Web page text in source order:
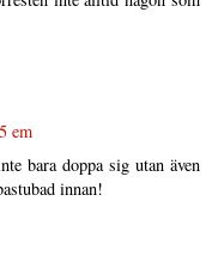
em
bara doppa sig utan även
innan!